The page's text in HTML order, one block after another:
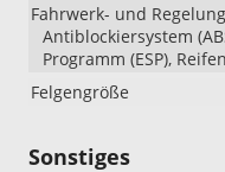
Fahrwerk- und
Antiblockiersystem
Programm (ESP),
Felgengröße
Sonstiges